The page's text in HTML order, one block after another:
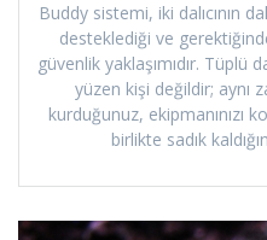
Buddy sistemi, iki dalıcının
desteklediği ve
güvenlik yaklaşımıdır. Tüplü
yüzen kişi değildir; aynı
kurduğunuz, ekipmanınızı
birlikte sadık